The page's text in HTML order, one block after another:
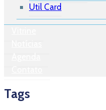
Util Card
Tags